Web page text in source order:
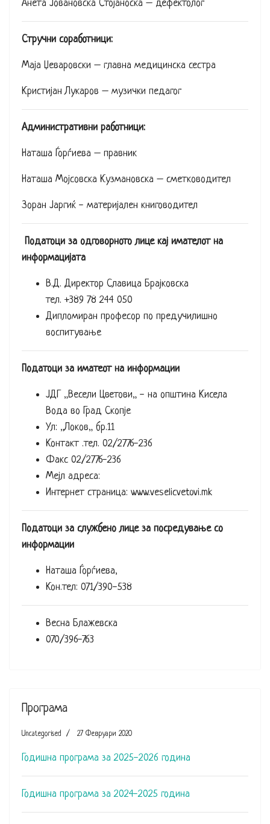
Анета Јовановска Стојаноска – дефектолог
Стручни соработници:
Маја Џеваровски – главна медицинска сестра
Кристијан Лукаров – музички педагог
Административни работници:
Наташа Ѓорѓиева – правник
Наташа Мојсовска Кузмановска – сметководител
Зоран Јаргиќ - материјален книговодител
Податоци за одговорното лице кај имателот на
информацијата
В.Д. Директор Славица Брајковска
тел. +389 78 244 050
Дипломиран професор по предучилишно
воспитување
Податоци за иматеот на информации
ЈДГ „Весели Цветови„ - на општина Кисела
Вода во Град Скопје
Ул: „Локов„ бр.11
Контакт .тел. 02/2776-236
Факс 02/2776-236
Мејл адреса:
Интернет страница: www.veselicvetovi.mk
Податоци за службено лице за посредување со
информации
Наташа Ѓорѓиева,
Кон.тел: 071/390-538
Весна Блажевска
070/396-763
Програма
Uncategorised 27 Февруари 2020
Годишна програма за 2025-2026 година
Годишна програма за 2024-2025 година